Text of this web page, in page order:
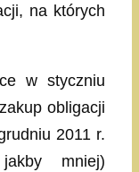
na których
w styczniu
obligacji
2011 r.
mniej)